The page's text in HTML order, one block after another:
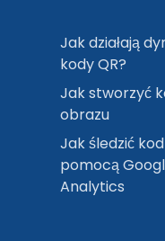
Jak działają
kody QR?
Jak stworzyć
obrazu
Jak śledzić
pomocą
Analytics